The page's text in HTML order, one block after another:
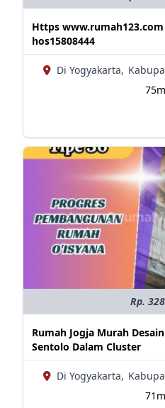
Https
hos15808444
Di Yogyakarta,
75m
Rp.
Rumah Jogja Murah
Sentolo Dalam Cluster
Di Yogyakarta,
71m